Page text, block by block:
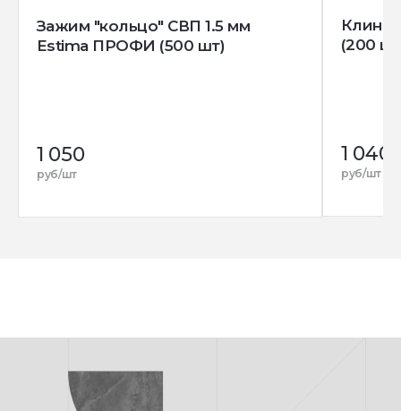
Зажим "кольцо" СВП 1.5 мм
Estima ПРОФИ (500 шт)
1 050
руб/шт
Клин
(200
1 040
руб/шт